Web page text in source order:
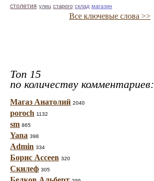
столетия улиц старого склад магазин
Все ключевые слова >>
Топ 15
по количеству комментариев:
Магаз Анатолий 2040
poroch 1132
sm 865
Yana 398
Admin 334
Борис Ассеев 320
Скилеф 305